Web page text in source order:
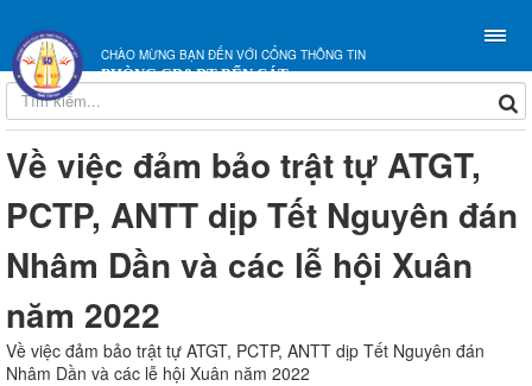
CHÀO MỪNG BẠN ĐẾN VỚI CỔNG THÔNG TIN
PHÒNG GD&ĐT BẾN CÁT
Về việc đảm bảo trật tự ATGT,
PCTP, ANTT dịp Tết Nguyên đán
Nhâm Dần và các lễ hội Xuân
năm 2022
Về việc đảm bảo trật tự ATGT, PCTP, ANTT dịp Tết Nguyên đán
Nhâm Dần và các lễ hội Xuân năm 2022